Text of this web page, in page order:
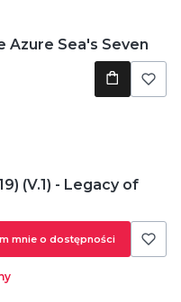
Azure Sea's Seven
(V.1) - Legacy of
mnie o dostępności